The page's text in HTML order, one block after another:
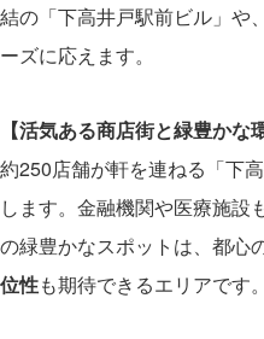
結の「下高井戸駅前ビル」や
ーズに応えます。
【活気ある商店街と緑豊かな
約250店舗が軒を連ねる「下
します。金融機関や医療施
の緑豊かなスポットは、都心
位性も期待できるエリアです。